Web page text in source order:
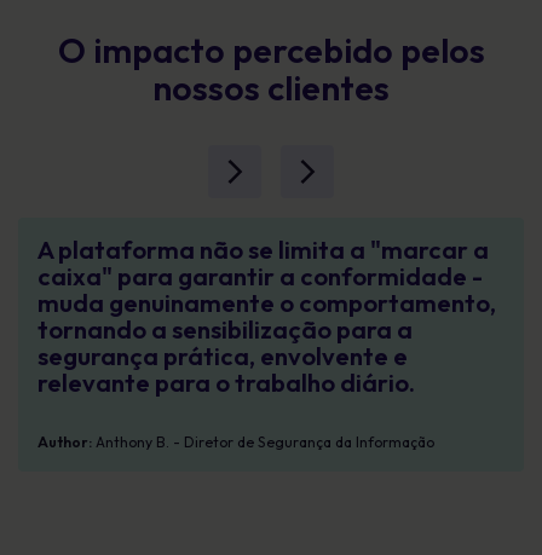
O impacto percebido pelos
nossos clientes
A plataforma não se limita a "marcar a
caixa" para garantir a conformidade -
muda genuinamente o comportamento,
tornando a sensibilização para a
segurança prática, envolvente e
relevante para o trabalho diário.
Author: Anthony B. - Diretor de Segurança da Informação